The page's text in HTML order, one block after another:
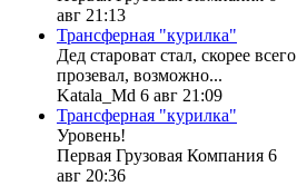
авг 21:13
Трансферная "курилка"
Дед староват стал, скорее всего
прозевал, возможно...
Katala_Md 6 авг 21:09
Трансферная "курилка"
Уровень!
Первая Грузовая Компания 6
авг 20:36